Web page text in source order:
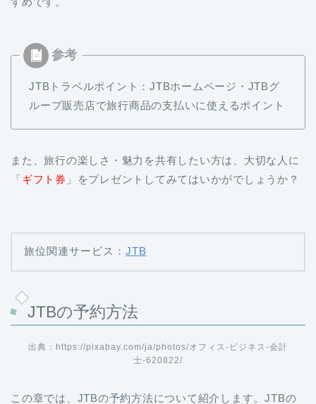
JTBトラベルポイント：JTBホームページ・JTBグ
ループ販売店で旅行商品の支払いに使えるポイント
また、旅行の楽しさ・魅力を共有したい方は、大切な人に
「ギフト券 」をプレゼントしてみてはいかがでしょうか？
旅位関連サービス： JTB
JTBの予約方法
出典：https://pixabay.com/ja/photos/オフィス-ビジネス-会計
士-620822/
この章では、JTBの予約方法について紹介します。JTBの